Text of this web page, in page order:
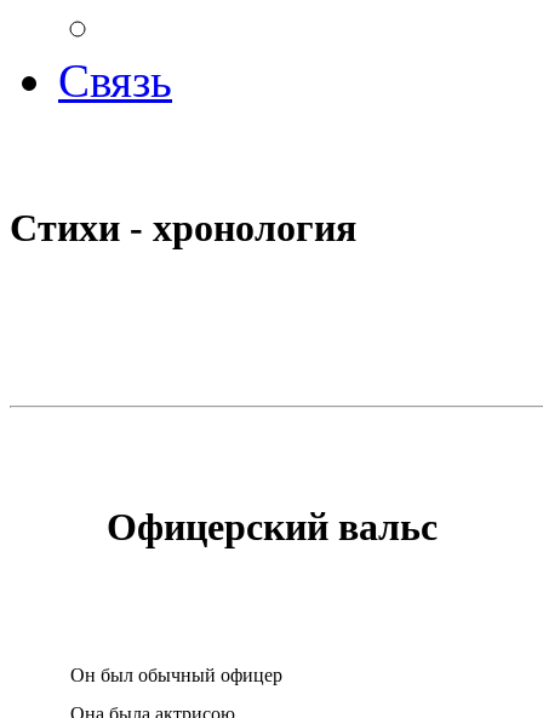
Связь
Стихи - хронология
Офицерский вальс
Он был обычный офицер